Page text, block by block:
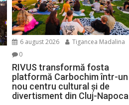
6 august 2026
Tigancea Madalina
0
RIVUS transformă fosta
platformă Carbochim într-un
nou centru cultural și de
divertisment din Cluj-Napoca